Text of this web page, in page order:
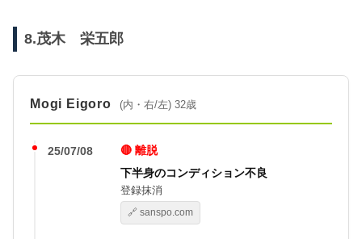
8.茂木 栄五郎
Mogi Eigoro (内・右/左) 32歳
25/07/08
🔴 離脱
下半身のコンディション不良
登録抹消
🔗 sanspo.com